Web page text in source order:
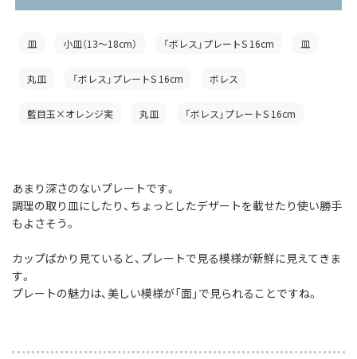
皿 小皿（13〜18cm） 「ボレス」プレートS 16cm 皿
丸皿 「ボレス」プレートS 16cm ボレス
藍目玉×オレンジ実 丸皿 「ボレス」プレートS 16cm
あまり深さのないプレートです。
調理の取り皿にしたり、ちょっとしたデザートを載せたり使い勝手
もよさそう。
カップばかり見ていると、プレートで見る模様が新鮮に見えてきま
す。
プレートの魅力は、美しい模様が「面」で見られることですね。